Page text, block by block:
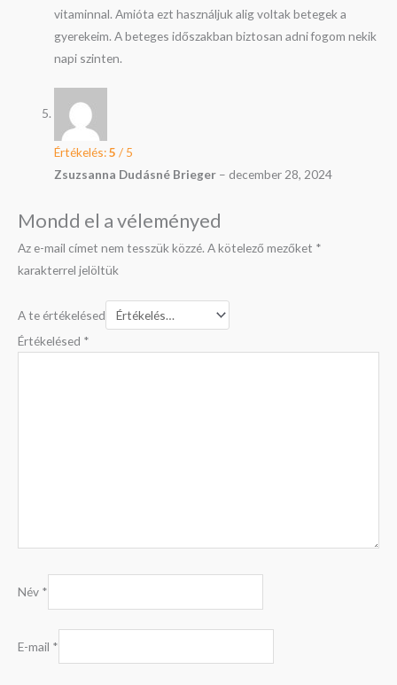
vitaminnal. Amióta ezt használjuk alig voltak betegek a
gyerekeim. A beteges időszakban biztosan adni fogom nekik
napi szinten.
Értékelés:5 / 5
Zsuzsanna Dudásné Brieger – december 28, 2024
Mondd el a véleményed
Az e-mail címet nem tesszük közzé. A kötelező mezőket *
karakterrel jelöltük
A te értékelésed
Értékelésed *
Név *
E-mail *